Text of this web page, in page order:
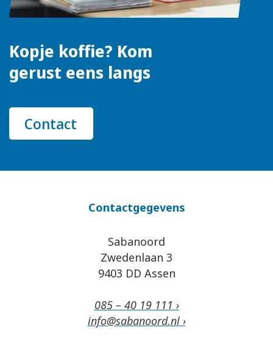
Kopje koffie? Kom
gerust eens langs
Contact
Contactgegevens
Sabanoord
Zwedenlaan 3
9403 DD Assen
085 – 40 19 111 ›
info@sabanoord.nl ›